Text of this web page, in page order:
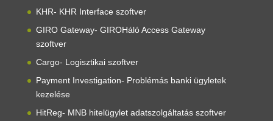
KHR- KHR Interface szoftver
GIRO Gateway- GIROHáló Access Gateway
szoftver
Cargo- Logisztikai szoftver
Payment Investigation- Problémás banki ügyletek
kezelése
HitReg- MNB hitelügylet adatszolgáltatás szoftver